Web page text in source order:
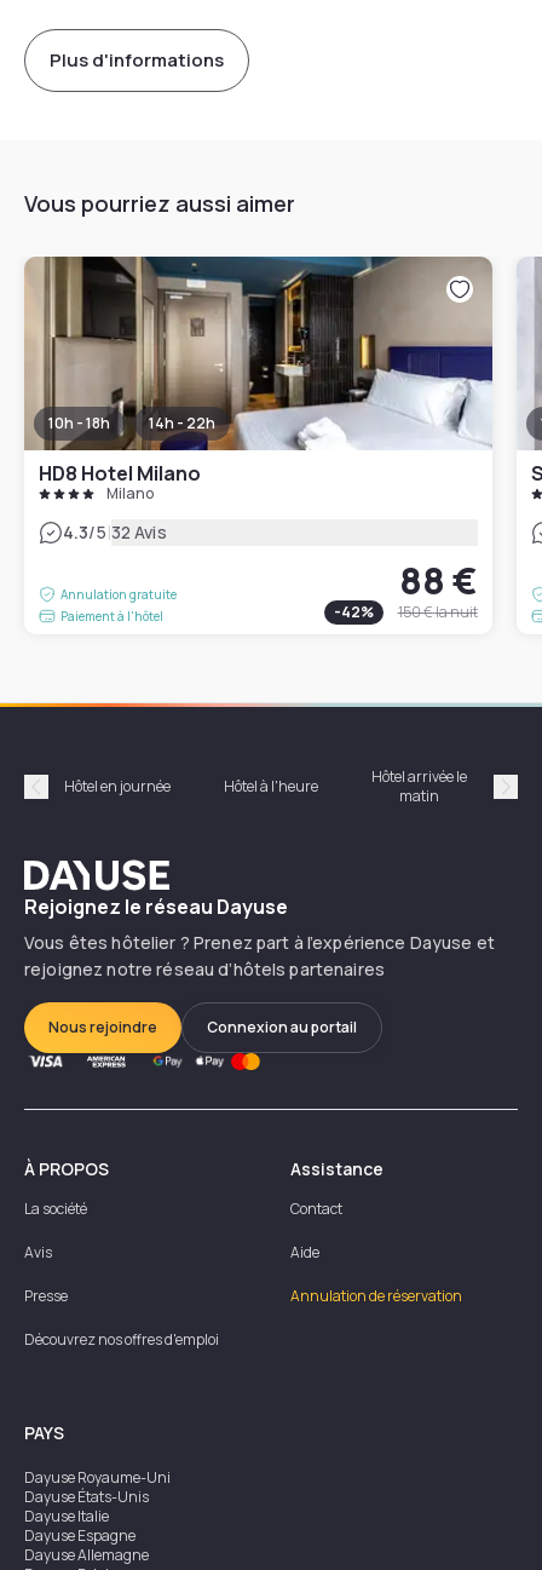
Plus d'informations
Vous pourriez aussi aimer
10h - 18h 14h - 22h
HD8 Hotel Milano
Milano
4.3/5|32 Avis
Annulation gratuite
Paiement à l'hôtel
88 €
-42% 150 €la nuit
Précédent
Hôtel en journée Hôtel à l'heure
Hôtel arrivée le
matin
Dayuse
Rejoignez le réseau Dayuse
Vous êtes hôtelier ? Prenez part à l’expérience Dayuse et
rejoignez notre réseau d’hôtels partenaires
Nous rejoindre Connexion au portail
À PROPOS
La société
Avis
Presse
Découvrez nos offres d'emploi
Assistance
Contact
Aide
Annulation de réservation
PAYS
DayuseRoyaume-Uni
DayuseÉtats-Unis
DayuseItalie
DayuseEspagne
DayuseAllemagne